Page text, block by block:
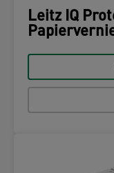
Leitz IQ